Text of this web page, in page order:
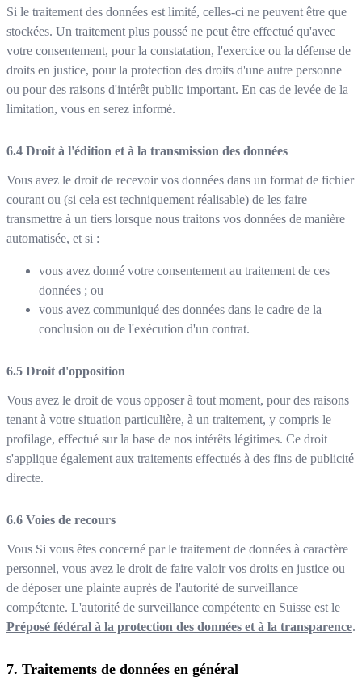
Si le traitement des données est limité, celles-ci ne peuvent être que
stockées. Un traitement plus poussé ne peut être effectué qu'avec
votre consentement, pour la constatation, l'exercice ou la défense de
droits en justice, pour la protection des droits d'une autre personne
ou pour des raisons d'intérêt public important. En cas de levée de la
limitation, vous en serez informé.
Droit à l'édition et à la transmission des données
Vous avez le droit de recevoir vos données dans un format de fichier
courant ou (si cela est techniquement réalisable) de les faire
transmettre à un tiers lorsque nous traitons vos données de manière
automatisée, et si :
vous avez donné votre consentement au traitement de ces
données ; ou
vous avez communiqué des données dans le cadre de la
conclusion ou de l'exécution d'un contrat.
Droit d'opposition
Vous avez le droit de vous opposer à tout moment, pour des raisons
tenant à votre situation particulière, à un traitement, y compris le
profilage, effectué sur la base de nos intérêts légitimes. Ce droit
s'applique également aux traitements effectués à des fins de publicité
directe.
Voies de recours
Vous Si vous êtes concerné par le traitement de données à caractère
personnel, vous avez le droit de faire valoir vos droits en justice ou
de déposer une plainte auprès de l'autorité de surveillance
compétente. L'autorité de surveillance compétente en Suisse est le
Préposé fédéral à la protection des données et à la transparence.
Traitements de données en général